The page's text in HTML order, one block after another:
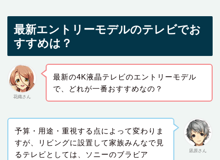
最新エントリーモデルのテレビでお
すすめは？
花織さん
最新の4K液晶テレビのエントリーモデル
で、どれが一番おすすめなの？
凪原さん
予算・用途・重視する点によって変わりま
すが、リビングに設置して家族みんなで見
るテレビとしては、ソニーのブラビア